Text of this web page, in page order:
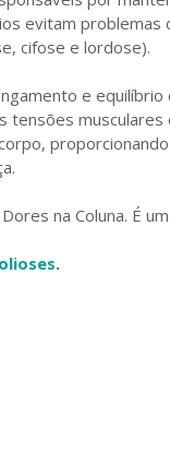
evitam problemas
cifose e lordose).
e equilíbrio
tensões
na Coluna. É
.